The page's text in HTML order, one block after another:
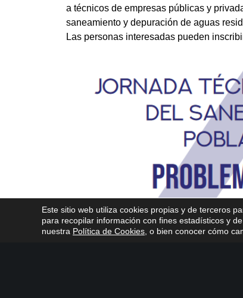
a técnicos de empresas públicas y
saneamiento y depuración de aguas
Las personas interesadas pueden
Este sitio web utiliza cookies propias y de terceros
para recopilar información con fines estadísticos y
nuestra Política de Cookies , o bien conocer cómo